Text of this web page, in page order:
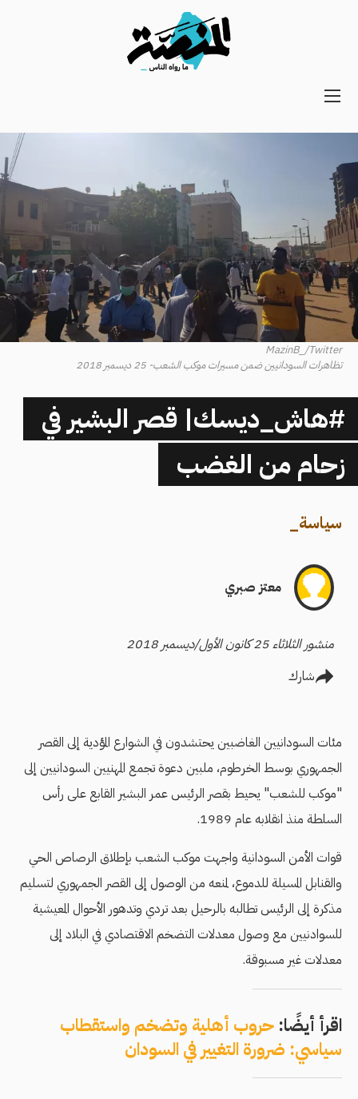
Main
Navigation
MazinB_/Twitter
تظاهرات السودانيين ضمن مسيرات موكب الشعب- 25 ديسمبر 2018
#هاش_ديسك| قصر البشير في
زحام من الغضب
سياسة_
معتز صبري
منشور الثلاثاء 25 كانون الأول/ديسمبر 2018
شارك
مئات السودانيين الغاضبين يحتشدون في الشوارع المؤدية إلى القصر
الجمهوري بوسط الخرطوم، ملبين دعوة تجمع المهنيين السودانيين إلى
"موكب للشعب" يحيط بقصر الرئيس عمر البشير القابع على رأس
السلطة منذ انقلابه عام 1989.
قوات الأمن السودانية واجهت موكب الشعب بإطلاق الرصاص الحي
والقنابل المسيلة للدموع، لمنعه من الوصول إلى القصر الجمهوري لتسليم
مذكرة إلى الرئيس تطالبه بالرحيل بعد تردي وتدهور اﻷحوال المعيشية
للسوادنيين مع وصول معدلات التضخم الاقتصادي في البلاد إلى
معدلات غير مسبوقة.
اقرأ أيضًا: حروب أهلية وتضخم واستقطاب
سياسي: ضرورة التغيير في السودان